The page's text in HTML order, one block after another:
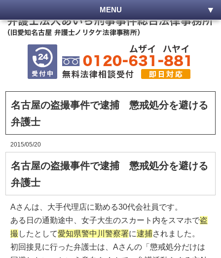
MENU
名古屋の盗撮事件で逮捕 懲戒処分を避ける
弁護士
2015/05/20
名古屋の盗撮事件で逮捕 懲戒処分を避ける
弁護士
Aさんは、大手代理店に勤める30代会社員です。
ある日の通勤途中、女子大生のスカート内をスマホで盗
撮 したとして愛知県警中川警察署に逮捕されました。
初回接見に行った弁護士は、Aさんの「懲戒処分だけは